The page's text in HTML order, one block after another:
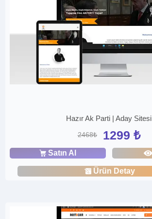
Hazır Ak Parti | Aday Sitesi
2468₺ 1299 ₺
Satın Al
Ürün Detay